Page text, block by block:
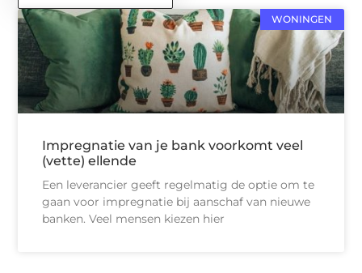
WONINGEN
Impregnatie van je bank voorkomt veel
(vette) ellende
Een leverancier geeft regelmatig de optie om te
gaan voor impregnatie bij aanschaf van nieuwe
banken. Veel mensen kiezen hier